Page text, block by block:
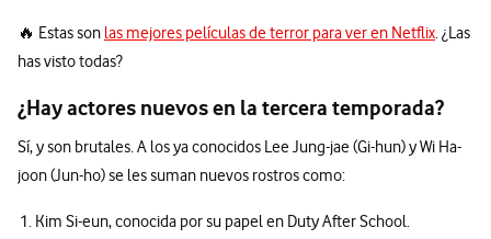
🔥 Estas son las mejores películas de terror para ver en Netflix. ¿Las
has visto todas?
¿Hay actores nuevos en la tercera temporada?
Sí, y son brutales. A los ya conocidos Lee Jung-jae (Gi-hun) y Wi Ha-
joon (Jun-ho) se les suman nuevos rostros como:
Kim Si-eun, conocida por su papel en Duty After School.